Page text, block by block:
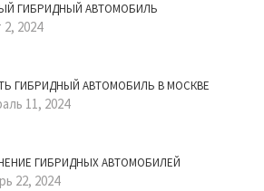
ГИБРИДНЫЙ АВТОМОБИЛЬ
2024
ГИБРИДНЫЙ АВТОМОБИЛЬ В МОСКВЕ
11, 2024
ГИБРИДНЫХ АВТОМОБИЛЕЙ
22, 2024